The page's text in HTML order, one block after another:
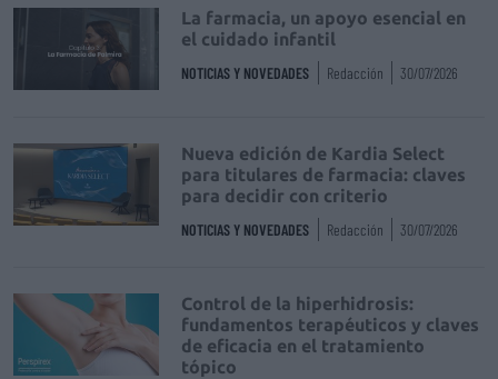
La farmacia, un apoyo esencial en
el cuidado infantil
NOTICIAS Y NOVEDADES Redacción 30/07/2026
Nueva edición de Kardia Select
para titulares de farmacia: claves
para decidir con criterio
NOTICIAS Y NOVEDADES Redacción 30/07/2026
Control de la hiperhidrosis:
fundamentos terapéuticos y claves
de eficacia en el tratamiento
tópico